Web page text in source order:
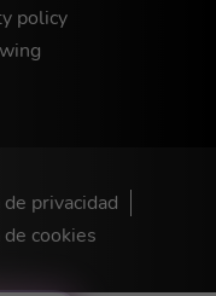
policy
privacidad
cookies